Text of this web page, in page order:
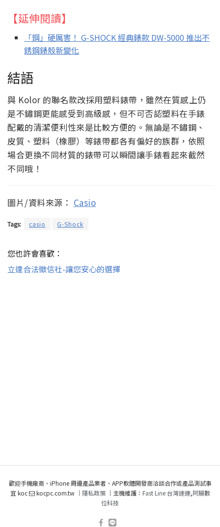
【延伸閱讀】
「鋼」硬厲害！ G-SHOCK 經典錶款 DW-5000 推出不
銹鋼錶殼新變化
結語
與 Kolor 的聯名款改採用塑料錶帶，雖然在質感上仍
是不鏽鋼更能感受到高級感，但不可否認塑料在手錶
配戴的清潔便利性來是比較方便的。無論是不鏽鋼、
皮質、塑料（橡膠）等錶帶都各有偏好的族群，依照
場合更換不同材質的錶帶可以瞬間讓手錶看起來截然
不同哦！
圖片/資料來源： Casio
Tags: casio G-Shock
您也許會喜歡：
立達合法徵信社-讓您安心的選擇
歡迎手機廠商、iPhone 周邊產品業者、APP軟體開發商洽談合作或產品測試事
宜 koc
kocpc.com.tw ｜ 隱私政策｜主機維護： Fast Line 台灣速連,阿腸數
位科技